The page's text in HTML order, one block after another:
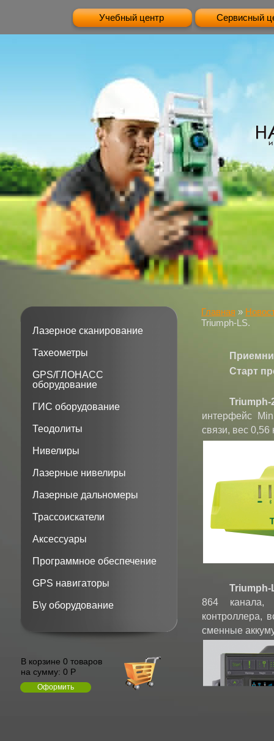
Главная »
Triumph-LS.
Старт
Triumph-
интерфейс
связи, вес 0,56
Triumph-
864 канала,
контроллера,
сменные
Лазерное сканирование
Тахеометры
GPS/ГЛОНАСС
оборудование
ГИС оборудование
Теодолиты
Нивелиры
Лазерные нивелиры
Лазерные дальномеры
Трассоискатели
Аксессуары
Программное обеспечение
GPS навигаторы
Б\у оборудование
В корзине 0 товаров
на сумму: 0 Р
Оформить
Учебный центр Сервисный